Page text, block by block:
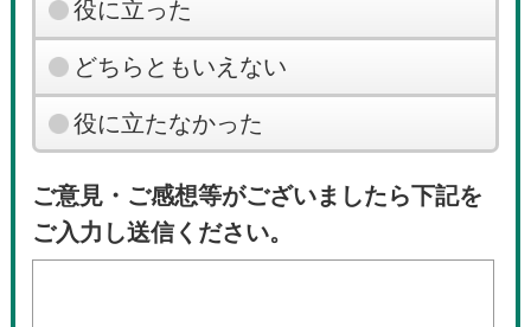
役に立った
どちらともいえない
役に立たなかった
ご意見・ご感想等がございましたら下記を
ご入力し送信ください。